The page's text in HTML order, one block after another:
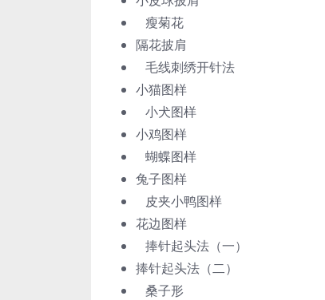
瘦菊花
隔花披肩
毛线刺绣开针法
小猫图样
小犬图样
小鸡图样
蝴蝶图样
兔子图样
皮夹小鸭图样
花边图样
捧针起头法（一）
捧针起头法（二）
桑子形